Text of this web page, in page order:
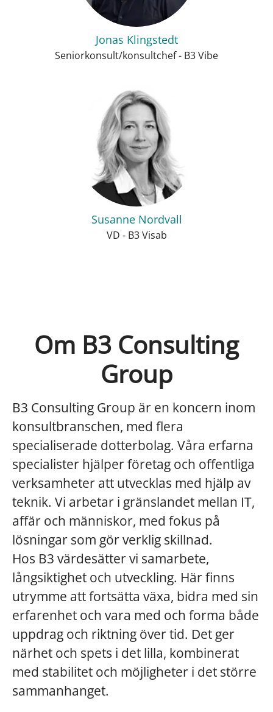
Jonas Klingstedt
Seniorkonsult/konsultchef - B3 Vibe
Susanne Nordvall
VD - B3 Visab
Om B3 Consulting
Group
B3 Consulting Group är en koncern inom
konsultbranschen, med flera
specialiserade dotterbolag. Våra erfarna
specialister hjälper företag och offentliga
verksamheter att utvecklas med hjälp av
teknik. Vi arbetar i gränslandet mellan IT,
affär och människor, med fokus på
lösningar som gör verklig skillnad.
Hos B3 värdesätter vi samarbete,
långsiktighet och utveckling. Här finns
utrymme att fortsätta växa, bidra med sin
erfarenhet och vara med och forma både
uppdrag och riktning över tid. Det ger
närhet och spets i det lilla, kombinerat
med stabilitet och möjligheter i det större
sammanhanget.